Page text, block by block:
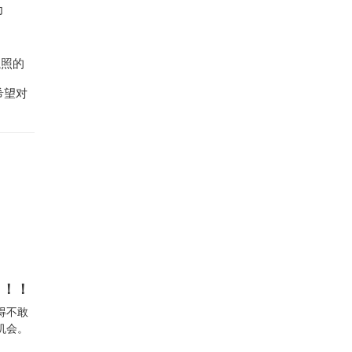
的
望对
！
不敢
。